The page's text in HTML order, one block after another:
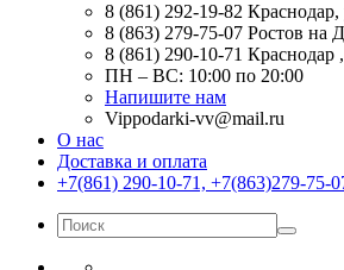
8 (861) 292-19-82 Краснодар,
8 (863) 279-75-07 Ростов на
8 (861) 290-10-71 Краснодар
ПН – ВС: 10:00 по 20:00
Напишите нам
Vippodarki-vv@mail.ru
О нас
Доставка и оплата
+7(861) 290-10-71, +7(863)279-75-